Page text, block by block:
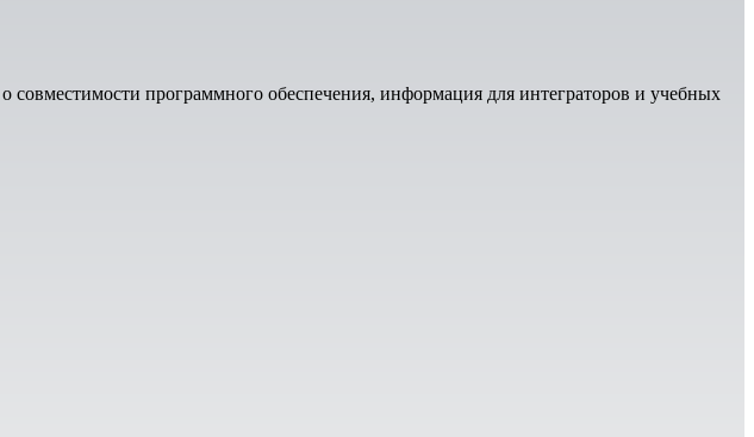
программного обеспечения, информация для интеграторов и учебных